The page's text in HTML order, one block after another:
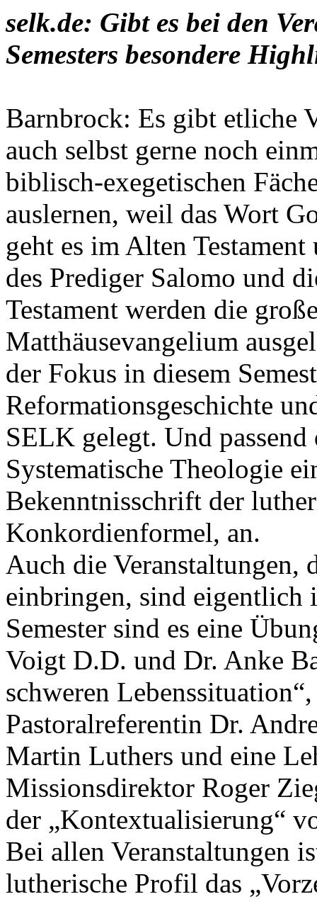
selk.de: Gibt es bei den
Semesters besondere
Barnbrock: Es gibt etliche
auch selbst gerne noch
biblisch-exegetischen
auslernen, weil das Wort
geht es im Alten
des Prediger Salomo und
Testament werden die
Matthäusevangelium
der Fokus in diesem
Reformationsgeschichte
SELK gelegt. Und
Systematische Theologie
Bekenntnisschrift der
Konkordienformel, an.
Auch die Veranstaltungen,
einbringen, sind eigentlich
Semester sind es eine
Voigt D.D. und Dr. Anke
schweren
Pastoralreferentin Dr.
Martin Luthers und eine
Missionsdirektor Roger
der „Kontextualisierung“
Bei allen Veranstaltungen
lutherische Profil das